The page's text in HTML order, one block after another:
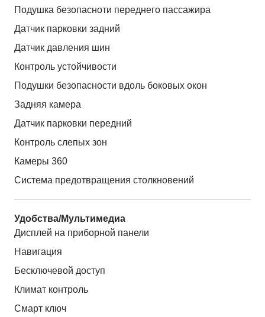
Подушка безопасноти переднего пассажира
Датчик парковки задний
Датчик давления шин
Контроль устойчивости
Подушки безопасности вдоль боковых окон
Задняя камера
Датчик парковки передний
Контроль слепых зон
Камеры 360
Система предотвращения столкновений
Удобства/Мультимедиа
Дисплей на приборной панели
Навигация
Бесключевой доступ
Климат контроль
Смарт ключ